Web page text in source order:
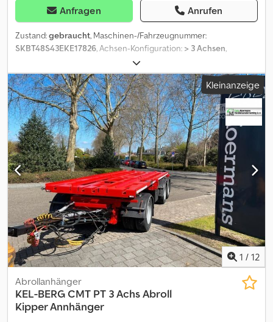
Anfragen Anrufen
Zustand:gebraucht, Maschinen-/Fahrzeugnummer:
SKBT48S43EKE17826, Achsen-Konfiguration: > 3 Achsen,
, Laderaumbreite:
Laderaumhöhe:2.200 mm, Baujahr:2014, = Weitere Optionen und
Zubehör = - Luftfederung hinten - Luftfederung vorn Djdpjy Nh
Uhjfx Aaneck = Weitere Informationen = Gewichte Zuladung:
48.000 kg zGG: 9.020 kg Zustand Allgemeiner Zustand:
durchschnittlich Technischer Zustand: durchschnittlich
Optischer Zustand: durchschnittlich Weitere Informationen
Zustand der Bereifung vorne: 30% Zustand der Bereifung hinten:
30% Bereifung vorne: 385/65 R 22.5 Bereifung hinten: 385/65 R
22.5 Letzte Inspektion: 2026-04-27 Weitere Informationen
Wenden Sie sich an Lastas Sales, um weitere Informationen zu
erhalten.
Kleinanzeige
1 / 12
Abrollanhänger
KEL-BERGCMT PT 3 Achs Abroll
Kipper Annhänger